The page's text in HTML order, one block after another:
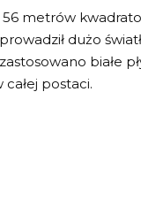
metrów
dużo
białe
całej postaci.